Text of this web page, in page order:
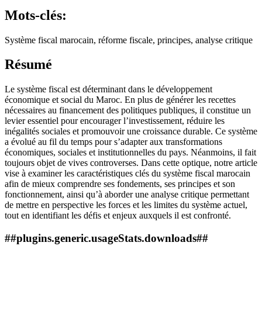
Mots-clés:
Système fiscal marocain, réforme fiscale, principes, analyse critique
Résumé
Le système fiscal est déterminant dans le développement
économique et social du Maroc. En plus de générer les recettes
nécessaires au financement des politiques publiques, il constitue un
levier essentiel pour encourager l’investissement, réduire les
inégalités sociales et promouvoir une croissance durable. Ce système
a évolué au fil du temps pour s’adapter aux transformations
économiques, sociales et institutionnelles du pays. Néanmoins, il fait
toujours objet de vives controverses. Dans cette optique, notre article
vise à examiner les caractéristiques clés du système fiscal marocain
afin de mieux comprendre ses fondements, ses principes et son
fonctionnement, ainsi qu’à aborder une analyse critique permettant
de mettre en perspective les forces et les limites du système actuel,
tout en identifiant les défis et enjeux auxquels il est confronté.
##plugins.generic.usageStats.downloads##